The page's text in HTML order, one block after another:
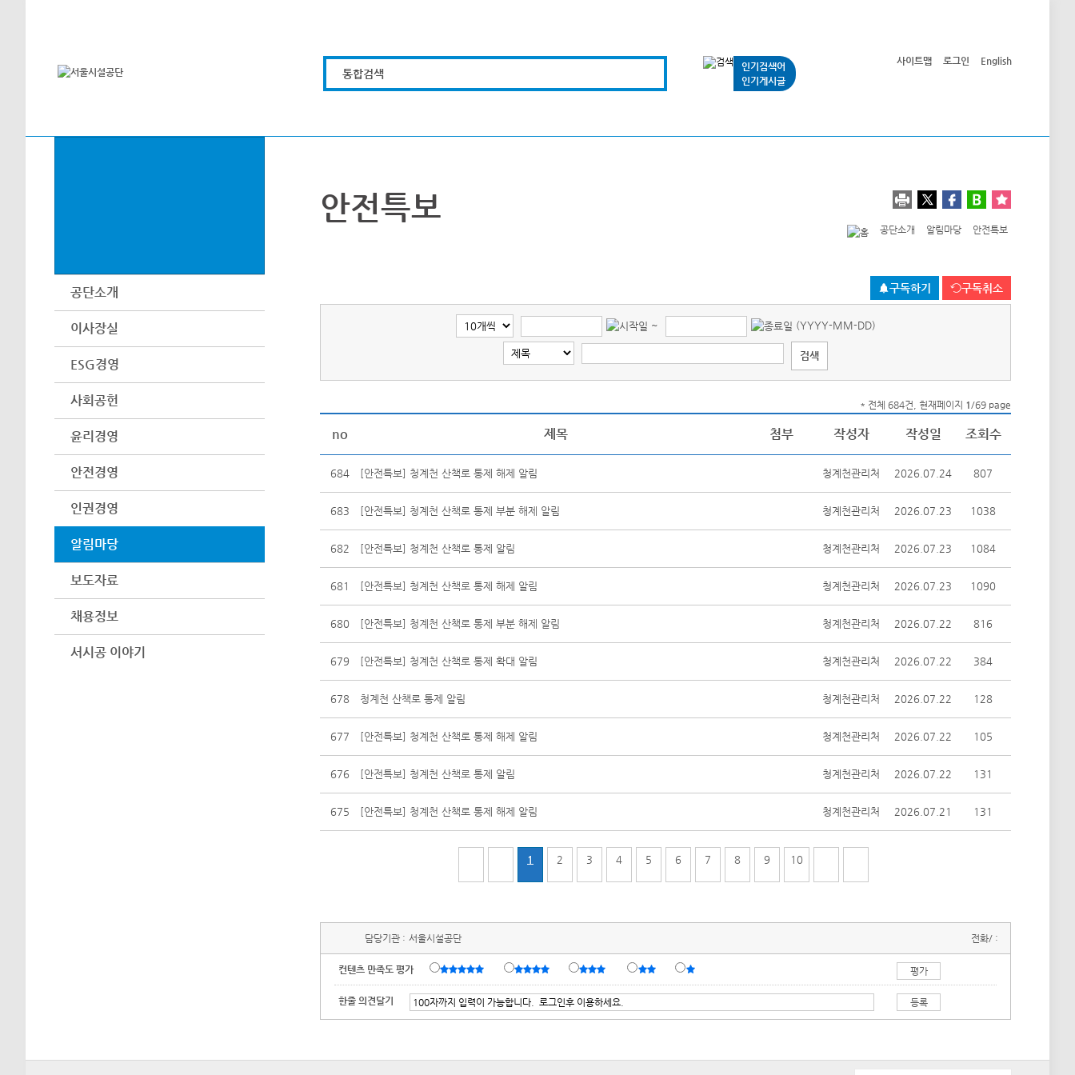
통합검색
인기검색어
인기게시글
사이트맵 로그인 English
공단소개
이사장실
ESG경영
사회공헌
윤리경영
안전경영
인권경영
알림마당
보도자료
채용정보
서시공 이야기
안전특보
공단소개 알림마당 안전특보
구독하기 구독취소
~ (YYYY-MM-DD)
* 전체 684건, 현재페이지 1/69 page
no 제목 첨부 작성자 작성일 조회수
684 [안전특보] 청계천 산책로 통제 해제 알림 청계천관리처 2026.07.24 807
683 [안전특보] 청계천 산책로 통제 부분 해제 알림 청계천관리처 2026.07.23 1038
682 [안전특보] 청계천 산책로 통제 알림 청계천관리처 2026.07.23 1084
681 [안전특보] 청계천 산책로 통제 해제 알림 청계천관리처 2026.07.23 1090
680 [안전특보] 청계천 산책로 통제 부분 해제 알림 청계천관리처 2026.07.22 816
679 [안전특보] 청계천 산책로 통제 확대 알림 청계천관리처 2026.07.22 384
678 청계천 산책로 통제 알림 청계천관리처 2026.07.22 128
677 [안전특보] 청계천 산책로 통제 해제 알림 청계천관리처 2026.07.22 105
676 [안전특보] 청계천 산책로 통제 알림 청계천관리처 2026.07.22 131
675 [안전특보] 청계천 산책로 통제 해제 알림 청계천관리처 2026.07.21 131
1 2 3 4 5 6 7 8 9 10
담당기관 : 서울시설공단 전화/ :
컨텐츠 만족도 평가
한줄 의견달기